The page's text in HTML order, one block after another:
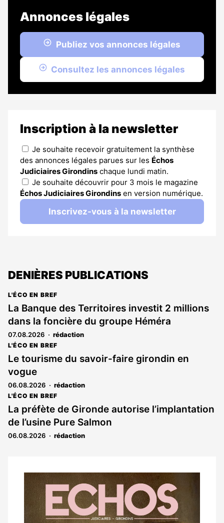
Annonces légales
Publiez vos annonces légales
Consultez les annonces légales
Inscription à la newsletter
Je souhaite recevoir gratuitement la synthèse
des annonces légales parues sur les Échos
Judiciaires Girondins chaque lundi matin.
Je souhaite découvrir pour 3 mois le magazine
Échos Judiciaires Girondins en version numérique.
Inscrivez-vous à la newsletter
DENIÈRES PUBLICATIONS
L'ÉCO EN BREF
La Banque des Territoires investit 2 millions
dans la foncière du groupe Héméra
07.08.2026 rédaction
L'ÉCO EN BREF
Le tourisme du savoir-faire girondin en
vogue
06.08.2026 rédaction
L'ÉCO EN BREF
La préfète de Gironde autorise l’implantation
de l’usine Pure Salmon
06.08.2026 rédaction
Notre
dernier
magazine